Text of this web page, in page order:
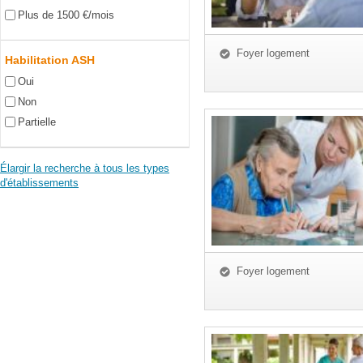
Plus de 1500 €/mois
Habilitation ASH
Oui
Non
Partielle
Élargir la recherche à tous les types
d'établissements
Foyer logement
Foyer logement